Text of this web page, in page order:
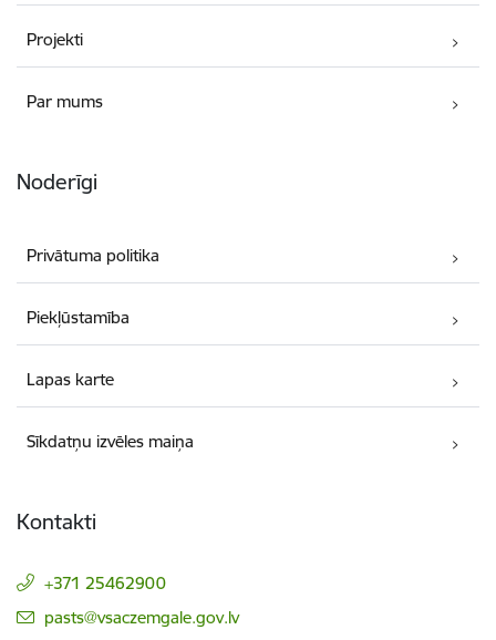
Projekti
Par mums
Noderīgi
Privātuma politika
Piekļūstamība
Lapas karte
Sīkdatņu izvēles maiņa
Kontakti
+371 25462900
E-pasts:
pasts@vsaczemgale.gov.lv